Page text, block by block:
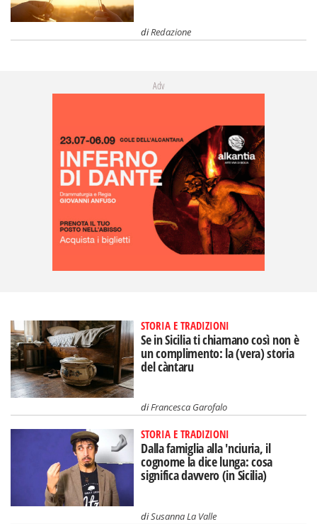
diRedazione
Adv
STORIA E TRADIZIONI
Se in Sicilia ti chiamano così non è
un complimento: la (vera) storia
del càntaru
diFrancesca Garofalo
STORIA E TRADIZIONI
Dalla famiglia alla 'nciuria, il
cognome la dice lunga: cosa
significa davvero (in Sicilia)
diSusanna La Valle